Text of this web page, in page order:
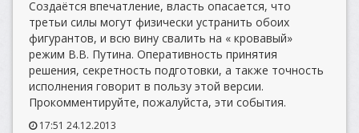
Создаётся впечатление, власть опасается, что
третьи силы могут физически устранить обоих
фигурантов, и всю вину свалить на « кровавый»
режим В.В. Путина. Оперативность принятия
решения, секретность подготовки, а также точность
исполнения говорит в пользу этой версии.
Прокомментируйте, пожалуйста, эти события.
17:51 24.12.2013